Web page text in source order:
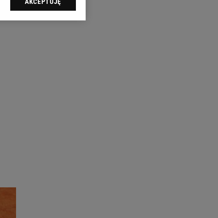
sp. z o.o., jej
swoje preferencje
celów identyfikacji.
reklam i treści,